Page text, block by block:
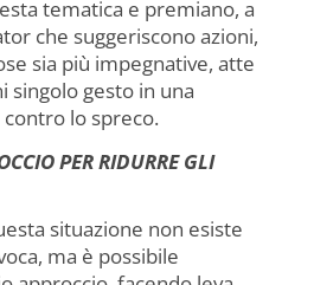
tematica e premiano, a
che suggeriscono azioni,
sia più impegnative, atte
singolo gesto in una
lo spreco.
PER RIDURRE GLI
situazione non esiste
ma è possibile